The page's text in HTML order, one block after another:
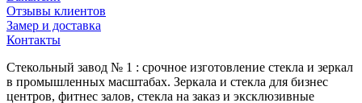
Отзывы клиентов
Замер и доставка
Контакты
Стекольный завод № 1 : срочное изготовление стекла и зеркал
в промышленных масштабах. Зеркала и стекла для бизнес
центров, фитнес залов, стекла на заказ и эксклюзивные